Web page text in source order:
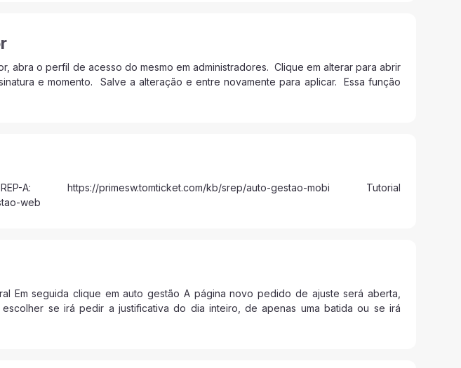
abra o perfil de acesso do mesmo em administradores. Clique em alterar para abrir
e momento. Salve a alteração e entre novamente para aplicar. Essa função
primesw.tomticket.com/kb/srep/auto-gestao-mobi Tutorial
web
Em seguida clique em auto gestão A página novo pedido de ajuste será aberta,
se irá pedir a justificativa do dia inteiro, de apenas uma batida ou se irá